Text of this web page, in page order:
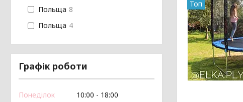
Топ
Польща 8
Польща 4
Графік роботи
Понеділок 10:00
18:00